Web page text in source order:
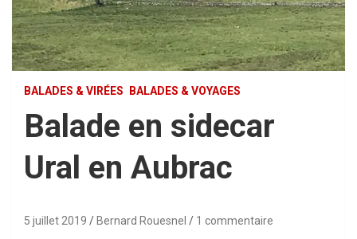
BALADES & VIRÉES BALADES & VOYAGES
Balade en sidecar
Ural en Aubrac
5 juillet 2019 Bernard Rouesnel 1 commentaire